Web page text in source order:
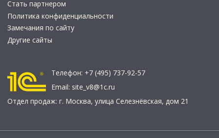
Стать партнером
Политика конфиденциальности
Замечания по сайту
Другие сайты
Телефон: +7 (495) 737-92-57
Email: site_v8@1c.ru
Отдел продаж: г. Москва, улица Селезнёвская, дом 21